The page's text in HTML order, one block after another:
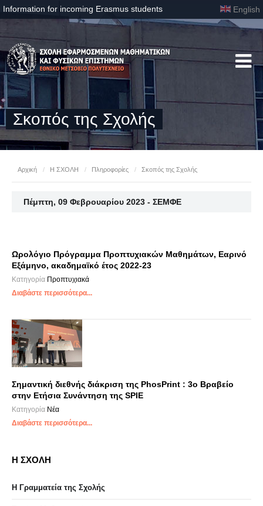
Information for incoming Erasmus students English
Σκοπός της Σχολής
Αρχική / Η ΣΧΟΛΗ / Πληροφορίες / Σκοπός της Σχολής
Πέμπτη, 09 Φεβρουαρίου 2023 - ΣΕΜΦΕ
Ωρολόγιο Πρόγραμμα Προπτυχιακών Μαθημάτων, Εαρινό
Εξάμηνο, ακαδημαϊκό έτος 2022-23
Κατηγορία Προπτυχιακά
Διαβάστε περισσότερα...
Σημαντική διεθνής διάκριση της PhosPrint : 3o Βραβείο
στην Ετήσια Συνάντηση της SPIE
Κατηγορία Νέα
Διαβάστε περισσότερα...
Η ΣΧΟΛΗ
Η Γραμματεία της Σχολής